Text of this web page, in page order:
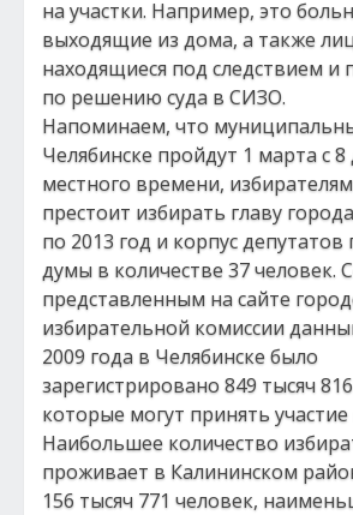
на участки. Например, это
выходящие из дома, а также
находящиеся под следствием
по решению суда в СИЗО.
Напоминаем, что
Челябинске пройдут 1 марта с 8
местного времени,
престоит избирать главу
по 2013 год и корпус депутатов
думы в количестве 37 человек.
представленным на сайте
избирательной комиссии
2009 года в Челябинске было
зарегистрировано 849 тысяч
которые могут принять
Наибольшее количество
проживает в Калининском
156 тысяч 771 человек,